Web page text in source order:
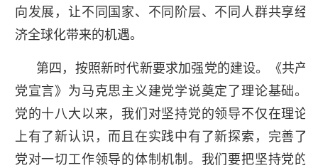
向发展，让不同国家、不同阶层、不同人群共享经
济全球化带来的机遇。
第四，按照新时代新要求加强党的建设。《共产
党宣言》为马克思主义建党学说奠定了理论基础。
党的十八大以来，我们对坚持党的领导不仅在理论
上有了新认识，而且在实践中有了新探索，完善了
党对一切工作领导的体制机制。我们要把坚持党的